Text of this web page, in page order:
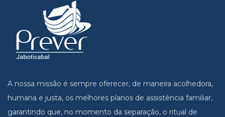
A nossa missão é sempre oferecer, de maneira acolhedora,
humana e justa, os melhores planos de assistência familiar,
garantindo que, no momento da separação, o ritual de